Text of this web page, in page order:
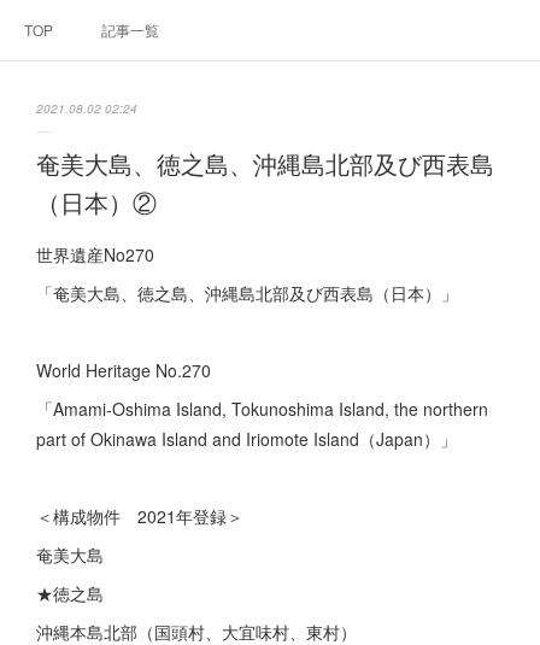
TOP 記事一覧
2021.08.02 02:24
奄美大島、徳之島、沖縄島北部及び西表島
（日本）②
世界遺産No270
「奄美大島、徳之島、沖縄島北部及び西表島（日本）」
World Heritage No.270
「Amami-Oshima Island, Tokunoshima Island, the northern
part of Okinawa Island and Iriomote Island（Japan）」
＜構成物件 2021年登録＞
奄美大島
★徳之島
沖縄本島北部（国頭村、大宜味村、東村）